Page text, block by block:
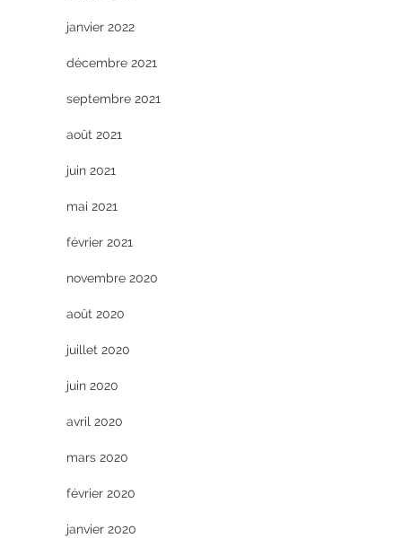
janvier 2022
décembre 2021
septembre 2021
août 2021
juin 2021
mai 2021
février 2021
novembre 2020
août 2020
juillet 2020
juin 2020
avril 2020
mars 2020
février 2020
janvier 2020